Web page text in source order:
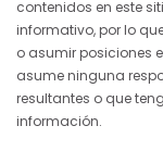
contenidos en este
informativo, por lo
o asumir posiciones
asume ninguna
resultantes o que
información.